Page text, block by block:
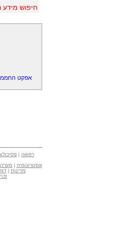
חיפוש מידע
אפקט
רפואה |
אסטרונומיה |
מדינות |